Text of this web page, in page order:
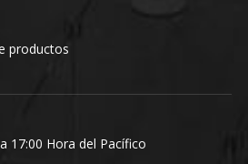
productos
17:00 Hora del Pacífico